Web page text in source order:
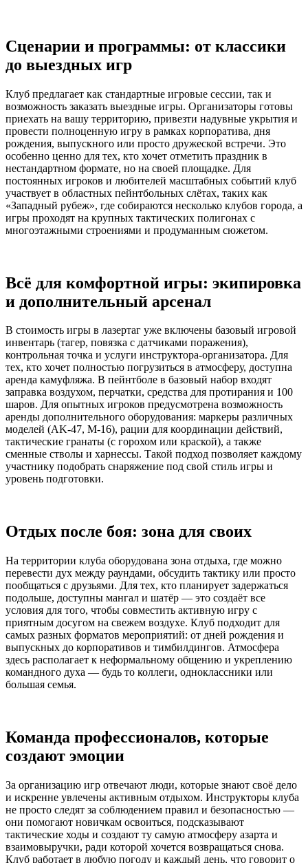
Сценарии и программы: от классики
до выездных игр
Клуб предлагает как стандартные игровые сессии, так и
возможность заказать выездные игры. Организаторы готовы
приехать на вашу территорию, привезти надувные укрытия и
провести полноценную игру в рамках корпоратива, дня
рождения, выпускного или просто дружеской встречи. Это
особенно ценно для тех, кто хочет отметить праздник в
нестандартном формате, но на своей площадке. Для
постоянных игроков и любителей масштабных событий клуб
участвует в областных пейнтбольных слётах, таких как
«Западный рубеж», где собираются несколько клубов города, а
игры проходят на крупных тактических полигонах с
многоэтажными строениями и продуманным сюжетом.
Всё для комфортной игры: экипировка
и дополнительный арсенал
В стоимость игры в лазертаг уже включены базовый игровой
инвентарь (тагер, повязка с датчиками поражения),
контрольная точка и услуги инструктора-организатора. Для
тех, кто хочет полностью погрузиться в атмосферу, доступна
аренда камуфляжа. В пейнтболе в базовый набор входят
заправка воздухом, перчатки, средства для протирания и 100
шаров. Для опытных игроков предусмотрена возможность
аренды дополнительного оборудования: маркеры различных
моделей (AK-47, M-16), рации для координации действий,
тактические гранаты (с горохом или краской), а также
сменные стволы и харнессы. Такой подход позволяет каждому
участнику подобрать снаряжение под свой стиль игры и
уровень подготовки.
Отдых после боя: зона для своих
На территории клуба оборудована зона отдыха, где можно
перевести дух между раундами, обсудить тактику или просто
пообщаться с друзьями. Для тех, кто планирует задержаться
подольше, доступны мангал и шатёр — это создаёт все
условия для того, чтобы совместить активную игру с
приятным досугом на свежем воздухе. Клуб подходит для
самых разных форматов мероприятий: от дней рождения и
выпускных до корпоративов и тимбилдингов. Атмосфера
здесь располагает к неформальному общению и укреплению
командного духа — будь то коллеги, одноклассники или
большая семья.
Команда профессионалов, которые
создают эмоции
За организацию игр отвечают люди, которые знают своё дело
и искренне увлечены активным отдыхом. Инструкторы клуба
не просто следят за соблюдением правил и безопасностью —
они помогают новичкам освоиться, подсказывают
тактические ходы и создают ту самую атмосферу азарта и
взаимовыручки, ради которой хочется возвращаться снова.
Клуб работает в любую погоду и каждый день, что говорит о